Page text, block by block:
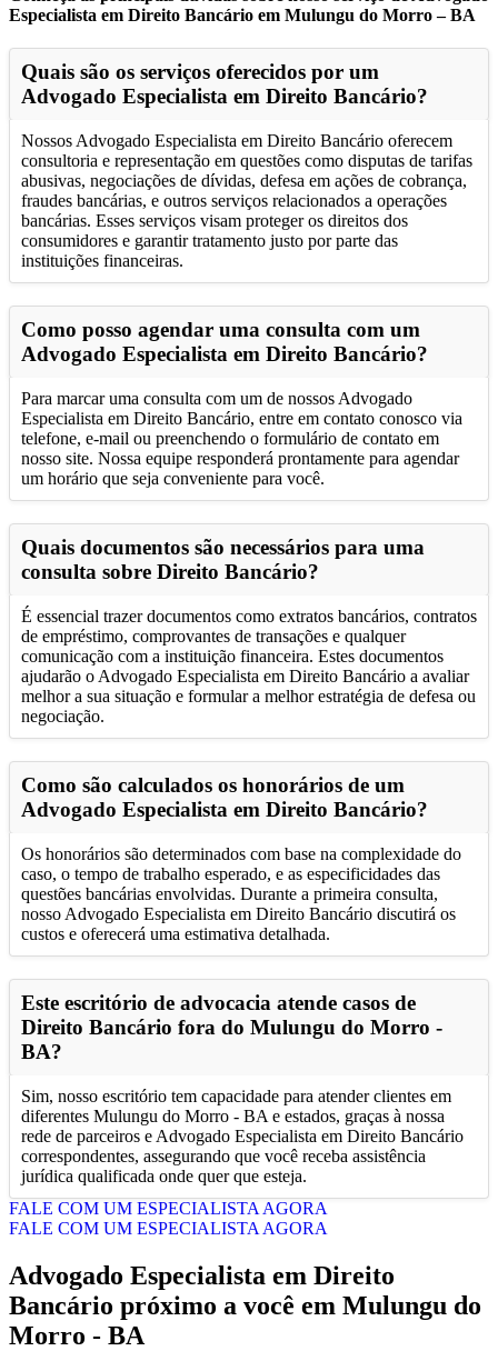
Especialista em Direito Bancário em Mulungu do Morro – BA
Quais são os serviços oferecidos por um
Advogado Especialista em Direito Bancário?
Nossos Advogado Especialista em Direito Bancário oferecem
consultoria e representação em questões como disputas de tarifas
abusivas, negociações de dívidas, defesa em ações de cobrança,
fraudes bancárias, e outros serviços relacionados a operações
bancárias. Esses serviços visam proteger os direitos dos
consumidores e garantir tratamento justo por parte das
instituições financeiras.
Como posso agendar uma consulta com um
Advogado Especialista em Direito Bancário?
Para marcar uma consulta com um de nossos Advogado
Especialista em Direito Bancário, entre em contato conosco via
telefone, e-mail ou preenchendo o formulário de contato em
nosso site. Nossa equipe responderá prontamente para agendar
um horário que seja conveniente para você.
Quais documentos são necessários para uma
consulta sobre Direito Bancário?
É essencial trazer documentos como extratos bancários, contratos
de empréstimo, comprovantes de transações e qualquer
comunicação com a instituição financeira. Estes documentos
ajudarão o Advogado Especialista em Direito Bancário a avaliar
melhor a sua situação e formular a melhor estratégia de defesa ou
negociação.
Como são calculados os honorários de um
Advogado Especialista em Direito Bancário?
Os honorários são determinados com base na complexidade do
caso, o tempo de trabalho esperado, e as especificidades das
questões bancárias envolvidas. Durante a primeira consulta,
nosso Advogado Especialista em Direito Bancário discutirá os
custos e oferecerá uma estimativa detalhada.
Este escritório de advocacia atende casos de
Direito Bancário fora do Mulungu do Morro -
BA?
Sim, nosso escritório tem capacidade para atender clientes em
diferentes Mulungu do Morro - BA e estados, graças à nossa
rede de parceiros e Advogado Especialista em Direito Bancário
correspondentes, assegurando que você receba assistência
jurídica qualificada onde quer que esteja.
FALE COM UM ESPECIALISTA AGORA
FALE COM UM ESPECIALISTA AGORA
Advogado Especialista em Direito
Bancário próximo a você em Mulungu do
Morro - BA